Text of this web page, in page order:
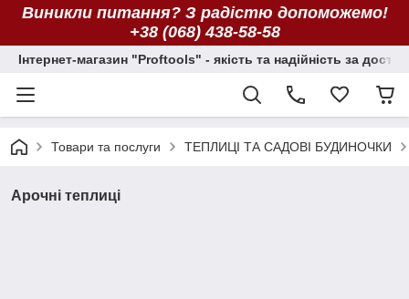
Виникли питання? З радістю допоможемо!
+38 (068) 438-58-58
Інтернет-магазин "Proftools" - якість та надійність за
Товари та послуги ТЕПЛИЦІ ТА САДОВІ БУДИНОЧКИ
Арочні теплиці